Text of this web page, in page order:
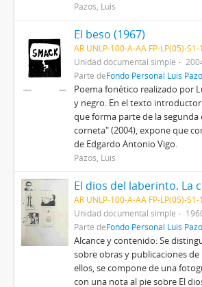
Pazos, Luis
El beso (1967)
AR UNLP-100-A-AA FP-LP(05)-
Unidad documental simple
Parte deFondo Personal Luis
Poema fonético realizado por
y negro. En el texto
que forma parte de la segunda
corneta" (2004), expone que
de Edgardo Antonio Vigo.
Pazos, Luis
El dios del laberinto. La
AR UNLP-100-A-AA FP-LP(05)-
Unidad documental simple
Parte deFondo Personal Luis
Alcance y contenido: Se
sobre obras y publicaciones de
ellos, se compone de una
con una nota al pie sobre El